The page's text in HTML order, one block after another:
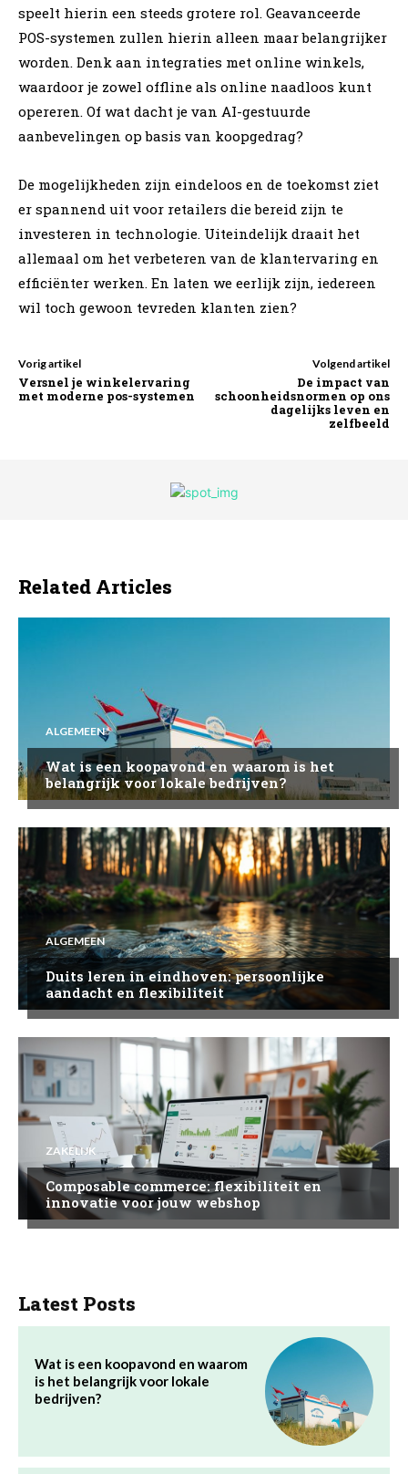
speelt hierin een steeds grotere rol. Geavanceerde
POS-systemen zullen hierin alleen maar belangrijker
worden. Denk aan integraties met online winkels,
waardoor je zowel offline als online naadloos kunt
opereren. Of wat dacht je van AI-gestuurde
aanbevelingen op basis van koopgedrag?
De mogelijkheden zijn eindeloos en de toekomst ziet
er spannend uit voor retailers die bereid zijn te
investeren in technologie. Uiteindelijk draait het
allemaal om het verbeteren van de klantervaring en
efficiënter werken. En laten we eerlijk zijn, iedereen
wil toch gewoon tevreden klanten zien?
Vorig artikel
Versnel je winkelervaring
met moderne pos-systemen
Volgend artikel
De impact van
schoonheidsnormen op ons
dagelijks leven en
zelfbeeld
Related Articles
ALGEMEEN
Wat is een koopavond en waarom is het
belangrijk voor lokale bedrijven?
ALGEMEEN
Duits leren in eindhoven: persoonlijke
aandacht en flexibiliteit
ZAKELIJK
Composable commerce: flexibiliteit en
innovatie voor jouw webshop
Latest Posts
Wat is een koopavond en waarom
is het belangrijk voor lokale
bedrijven?